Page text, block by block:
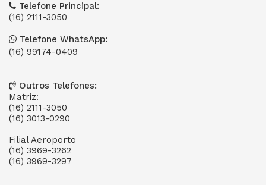
Telefone Principal:
(16) 2111-3050
Telefone WhatsApp:
(16) 99174-0409
Outros Telefones:
Matriz:
(16) 2111-3050
(16) 3013-0290
Filial Aeroporto
(16) 3969-3262
(16) 3969-3297